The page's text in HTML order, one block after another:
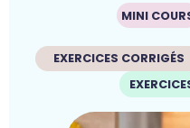
MINI
EXERCICES CORRIGÉS